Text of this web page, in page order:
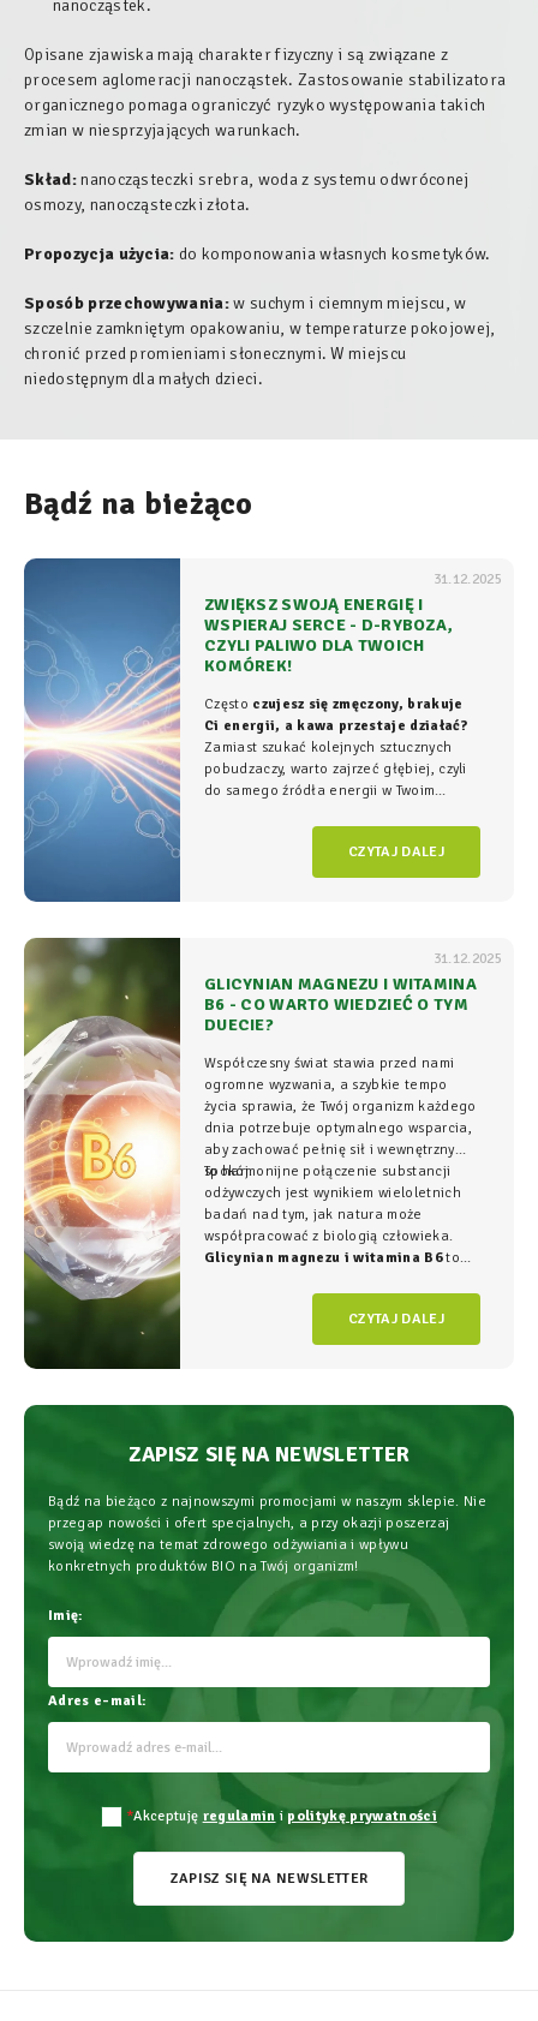
nanocząstek.
Opisane zjawiska mają charakter fizyczny i są związane z
procesem aglomeracji nanocząstek. Zastosowanie stabilizatora
organicznego pomaga ograniczyć ryzyko występowania takich
zmian w niesprzyjających warunkach.
Skład:nanocząsteczki srebra, woda z systemu odwróconej
osmozy, nanocząsteczki złota.
Propozycja użycia: do komponowania własnych kosmetyków.
Sposób przechowywania:w suchym i ciemnym miejscu, w
szczelnie zamkniętym opakowaniu, w temperaturze pokojowej,
chronić przed promieniami słonecznymi. W miejscu
niedostępnym dla małych dzieci.
Bądź na bieżąco
31.12.2025
ZWIĘKSZ SWOJĄ ENERGIĘ I
WSPIERAJ SERCE - D-RYBOZA,
CZYLI PALIWO DLA TWOICH
KOMÓREK!
Często czujesz się zmęczony, brakuje
Ci energii, a kawa przestaje działać?
Zamiast szukać kolejnych sztucznych
pobudzaczy, warto zajrzeć głębiej, czyli
do samego źródła energii w Twoim
komórkowym rozgrywa się cała
CZYTAJ DALEJ
31.12.2025
GLICYNIAN MAGNEZU I WITAMINA
B6 - CO WARTO WIEDZIEĆ O TYM
DUECIE?
Współczesny świat stawia przed nami
ogromne wyzwania, a szybkie tempo
życia sprawia, że Twój organizm każdego
dnia potrzebuje optymalnego wsparcia,
aby zachować pełnię sił i wewnętrzny
spokój.
To harmonijne połączenie substancji
odżywczych jest wynikiem wieloletnich
badań nad tym, jak natura może
współpracować z biologią człowieka.
Glicynian magnezu i witamina B6to
fundament świadomego wspierania
organizmu, łączący wysoką skuteczność z
najwyższym bezpieczeństwem
CZYTAJ DALEJ
ZAPISZ SIĘ NA NEWSLETTER
Bądź na bieżąco z najnowszymi promocjami w naszym sklepie. Nie
przegap nowości i ofert specjalnych, a przy okazji poszerzaj
swoją wiedzę na temat zdrowego odżywiania i wpływu
konkretnych produktów BIO na Twój organizm!
Imię:
Adres e-mail:
*Akceptuję regulamin i politykę prywatności
ZAPISZ SIĘ NA NEWSLETTER